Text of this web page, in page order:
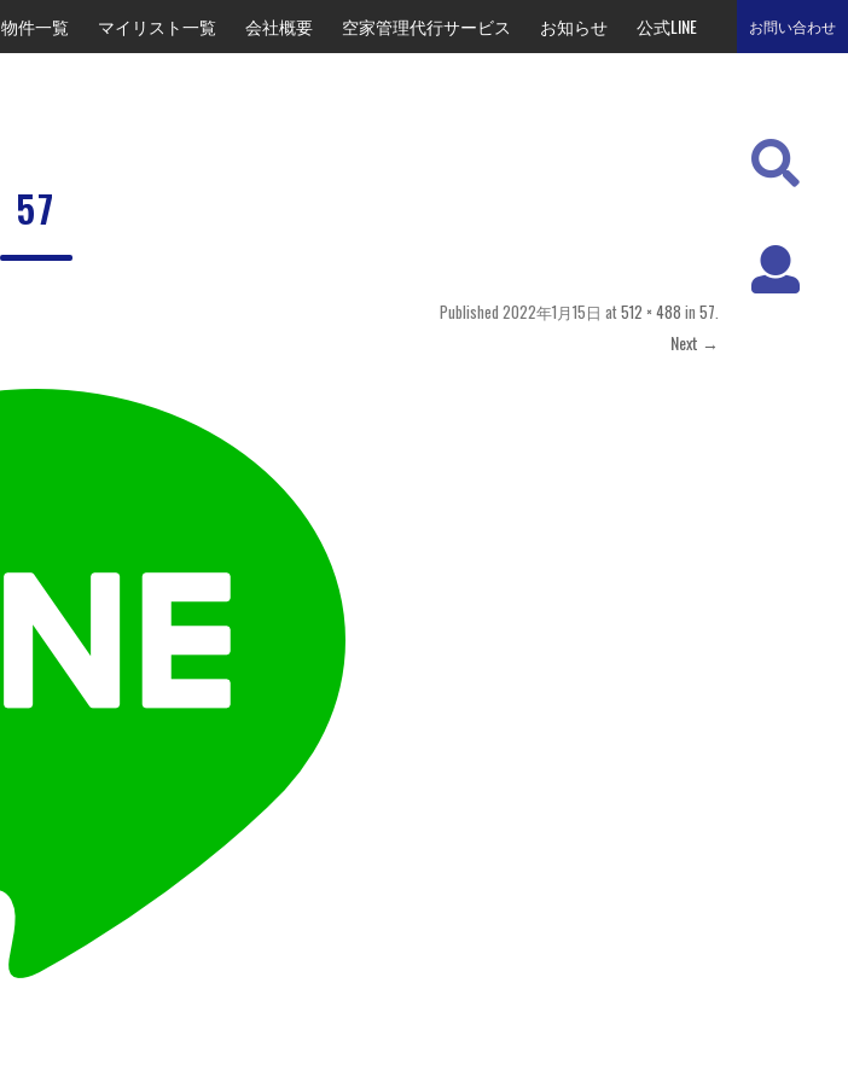
お問い合わせ
物件一覧 マイリスト一覧 会社概要 空家管理代行サービス お知らせ 公式LINE
57
Published 2022年1月15日 at512 × 488 in 57.
Next →